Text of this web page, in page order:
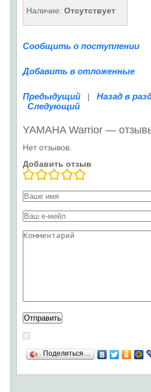
Наличие: Отсутствует
Сообщить о поступлении
Добавить в отложенные
Предыдущий | Назад в
Следующий
YAMAHA Warrior —
Нет отзывов.
Добавить отзыв
Поделиться…